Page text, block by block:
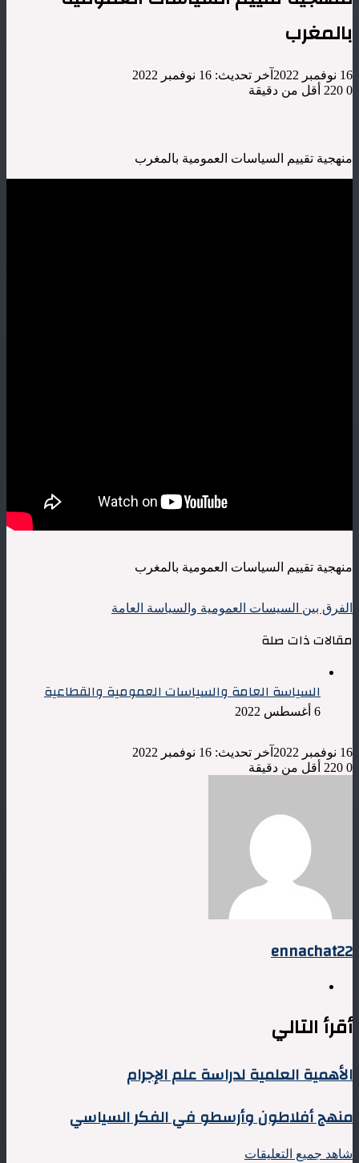
بالمغرب
16 نوفمبر 2022
آخر تحديث: 16 نوفمبر 2022
0
أقل من دقيقة
منهجية تقييم السياسات العمومية بالمغرب
منهجية تقييم السياسات العمومية بالمغرب
الفرق بين السيسات العمومية والسياسة العامة
مقالات ذات صلة
السياسة العامة والسياسات العمومية والقطاعية
6 أغسطس 2022
16 نوفمبر 2022
آخر تحديث: 16 نوفمبر 2022
0
أقل من دقيقة
ennachat22
أقرأ التالي
الأهمية
العلمية
علم
الإجرام
الأهمية العلمية لدراسة علم الإجرام
منهج
أفلاطون
في
منهج أفلاطون وأرسطو في الفكر السياسي
شاهد جميع التعليقات